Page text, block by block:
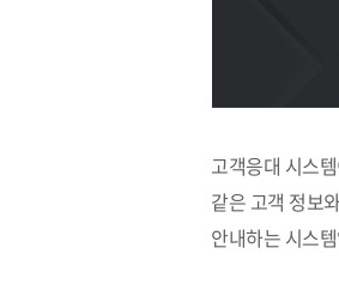
고객응대 시스
같은 고객 정보
안내하는 시스